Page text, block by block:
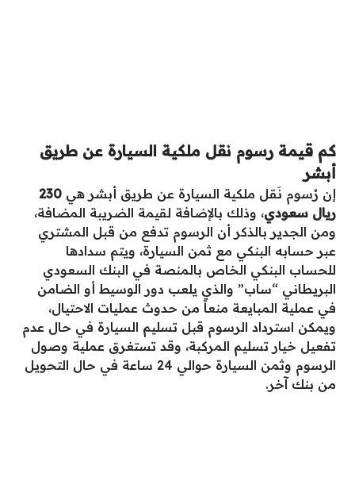
كم قيمة رسوم نقل ملكية السيارة عن طريق
أبشر
إن رُسوم نَقل ملكية السيارة عن طريق أبشر هي 230
ريال سعودي، وذلك بالإضافة لقيمة الضريبة المضافة،
ومن الجدير بالذكر أن الرسوم تدفع من قبل المشتري
عبر حسابه البنكي مع ثمن السيارة، ويتم سدادها
للحساب البنكي الخاص بالمنصة في البنك السعودي
البريطاني “ساب” والذي يلعب دور الوسيط أو الضامن
في عملية المبايعة منعاً من حدوث عمليات الاحتيال،
ويمكن استرداد الرسوم قبل تسليم السيارة في حال عدم
تفعيل خيار تسليم المركبة، وقد تستغرق عملية وصول
الرسوم وثمن السيارة حوالي 24 ساعة في حال التحويل
من بنك آخر.